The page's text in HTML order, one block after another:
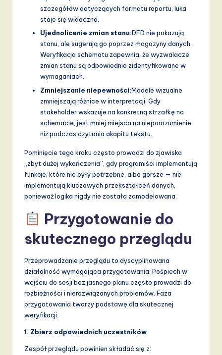
szczegółów dotyczących formatu raportu, luka
staje się widoczna.
Ujednolicenie zmian stanu:DFD nie pokazują
stanu, ale sugerują go poprzez magazyny danych.
Weryfikacja schematu zapewnia, że wyzwalacze
zmian stanu są odpowiednio zidentyfikowane w
wymaganiach.
Zmniejszanie niepewności:Modele wizualne
zmniejszają różnice w interpretacji. Gdy
stakeholder wskazuje na konkretną strzałkę na
schemacie, jest mniej miejsca na nieporozumienie
niż podczas czytania akapitu tekstu.
Pominięcie tego kroku często prowadzi do zjawiska
„zbyt dużej wykończenia”, gdy programiści implementują
funkcje, które nie były potrzebne, albo gorsze — nie
implementują kluczowych przekształceń danych,
ponieważ logika nigdy nie została zamodelowana.
Przygotowanie do
skutecznego przeglądu
Przeprowadzanie przeglądu to dyscyplinowana
działalność wymagająca przygotowania. Pośpiech w
wejściu do sesji bez jasnego planu często prowadzi do
rozbieżności i nierozwiązanych problemów. Faza
przygotowania tworzy podstawę dla skutecznej
weryfikacji.
1. Zbierz odpowiednich uczestników
Zespół przeglądu powinien składać się z: